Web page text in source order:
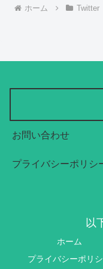
ホーム Twitter
お問い合わせ
プライバシーポリシ
以
ホーム
プライバシーポリ